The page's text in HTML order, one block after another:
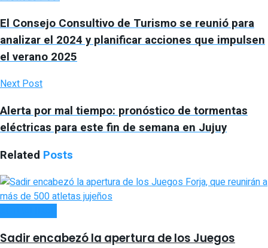
El Consejo Consultivo de Turismo se reunió para
analizar el 2024 y planificar acciones que impulsen
el verano 2025
Next Post
Alerta por mal tiempo: pronóstico de tormentas
eléctricas para este fin de semana en Jujuy
Related Posts
Sadir encabezó la apertura de los Juegos